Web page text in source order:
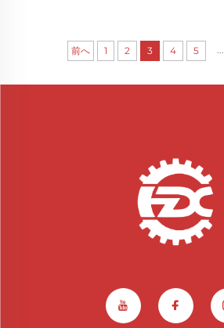
前へ 1 2 3 4 5